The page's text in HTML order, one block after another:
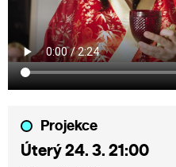
Projekce
Úterý 24. 3. 21:00